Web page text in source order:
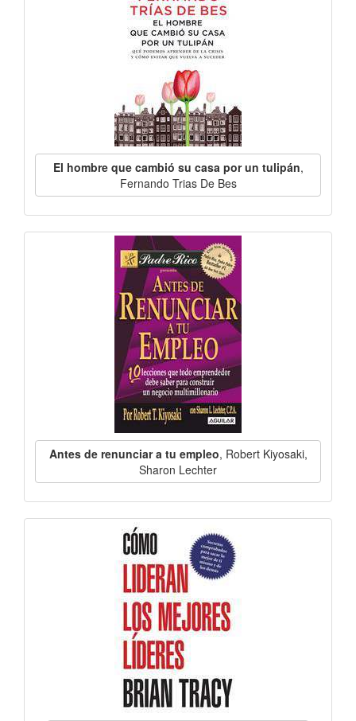
El hombre que cambió su casa por un tulipán,
Fernando Trias De Bes
Antes de renunciar a tu empleo, Robert Kiyosaki,
Sharon Lechter